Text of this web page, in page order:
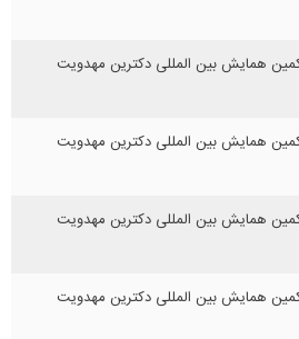
همایش بین المللی دکترین مهدویت
همایش بین المللی دکترین مهدویت
همایش بین المللی دکترین مهدویت
همایش بین المللی دکترین مهدویت